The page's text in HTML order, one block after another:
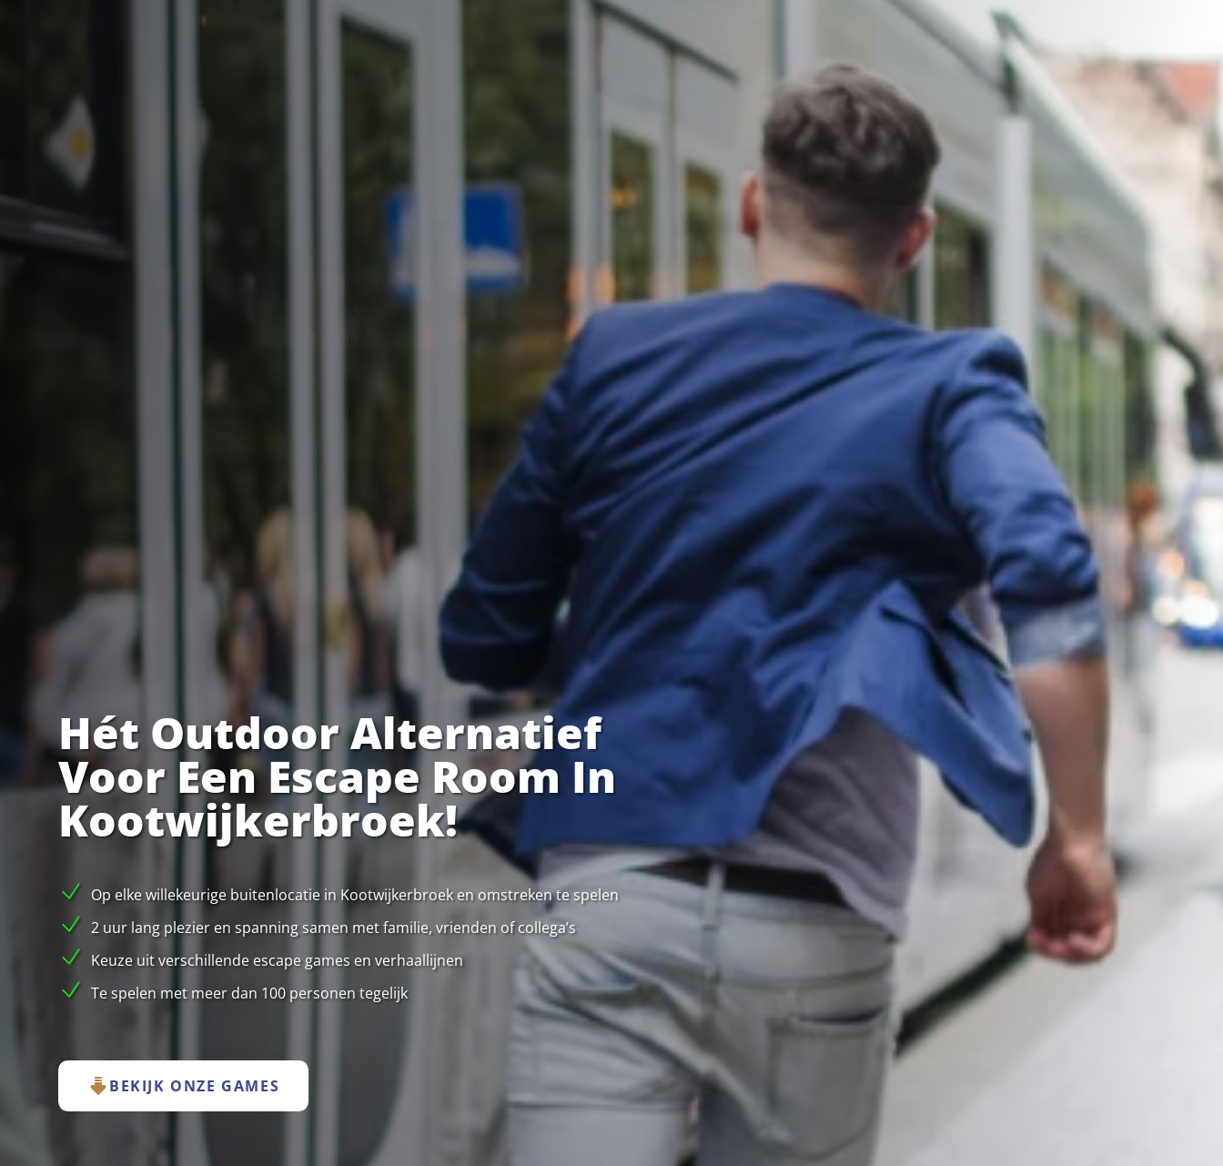
Hét Outdoor Alternatief
Voor Een Escape Room In
Kootwijkerbroek!
Op elke willekeurige buitenlocatie in Kootwijkerbroek en omstreken te spelen
2 uur lang plezier en spanning samen met familie, vrienden of collega’s
Keuze uit verschillende escape games en verhaallijnen
Te spelen met meer dan 100 personen tegelijk
BEKIJK ONZE GAMES